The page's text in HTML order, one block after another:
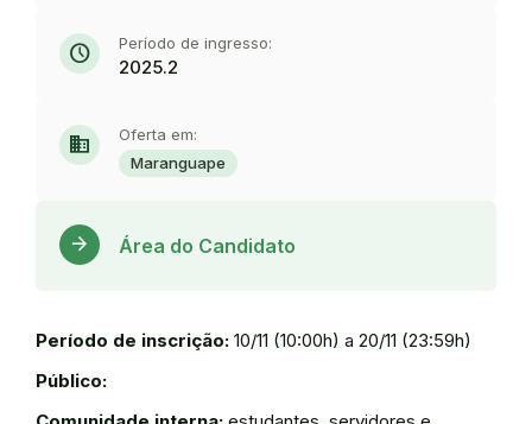
schedule Período de ingresso:
2025.2
domain
Oferta em:
Maranguape
arrow_forward Área do Candidato
Período de inscrição: 10/11 (10:00h) a 20/11 (23:59h)
Público: